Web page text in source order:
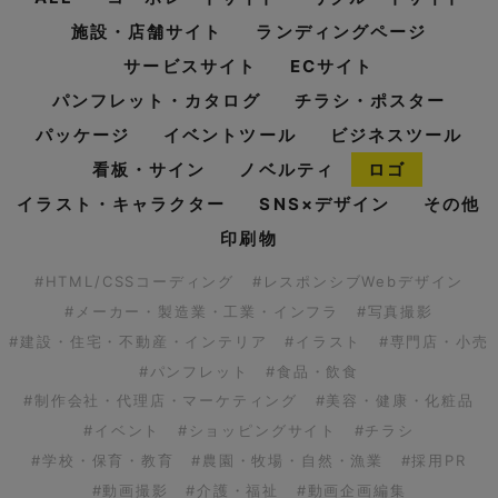
施設・店舗サイト
ランディングページ
サービスサイト
ECサイト
パンフレット・カタログ
チラシ・ポスター
パッケージ
イベントツール
ビジネスツール
看板・サイン
ノベルティ
ロゴ
イラスト・キャラクター
SNS×デザイン
その他
印刷物
#HTML/CSSコーディング
#レスポンシブWebデザイン
#メーカー・製造業・工業・インフラ
#写真撮影
#建設・住宅・不動産・インテリア
#イラスト
#専門店・小売
#パンフレット
#食品・飲食
#制作会社・代理店・マーケティング
#美容・健康・化粧品
#イベント
#ショッピングサイト
#チラシ
#学校・保育・教育
#農園・牧場・自然・漁業
#採用PR
#動画撮影
#介護・福祉 #動画企画編集